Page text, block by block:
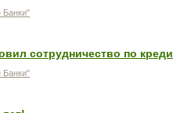
Банки"
сотрудничество по
Банки"